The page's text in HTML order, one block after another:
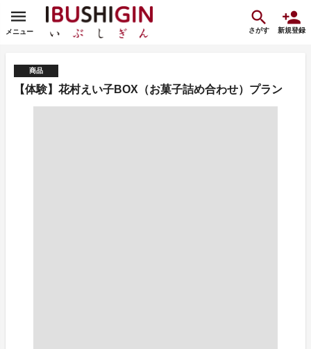
メニュー さがす 新規登録
商品
【体験】花村えい子BOX（お菓子詰め合わせ）プラン